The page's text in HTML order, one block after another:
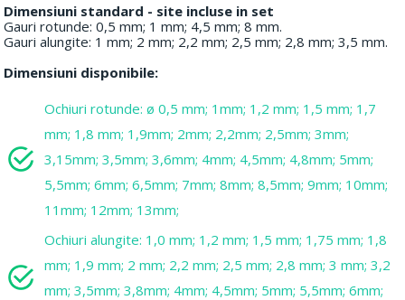
Dimensiuni standard - site incluse in set
Gauri rotunde: 0,5 mm; 1 mm; 4,5 mm; 8 mm.
Gauri alungite: 1 mm; 2 mm; 2,2 mm; 2,5 mm; 2,8 mm; 3,5 mm.
Dimensiuni disponibile:
Ochiuri rotunde: ø 0,5 mm; 1mm; 1,2 mm; 1,5 mm; 1,7
mm; 1,8 mm; 1,9mm; 2mm; 2,2mm; 2,5mm; 3mm;
3,15mm; 3,5mm; 3,6mm; 4mm; 4,5mm; 4,8mm; 5mm;
5,5mm; 6mm; 6,5mm; 7mm; 8mm; 8,5mm; 9mm; 10mm;
11mm; 12mm; 13mm;
Ochiuri alungite: 1,0 mm; 1,2 mm; 1,5 mm; 1,75 mm; 1,8
mm; 1,9 mm; 2 mm; 2,2 mm; 2,5 mm; 2,8 mm; 3 mm; 3,2
mm; 3,5mm; 3,8mm; 4mm; 4,5mm; 5mm; 5,5mm; 6mm;